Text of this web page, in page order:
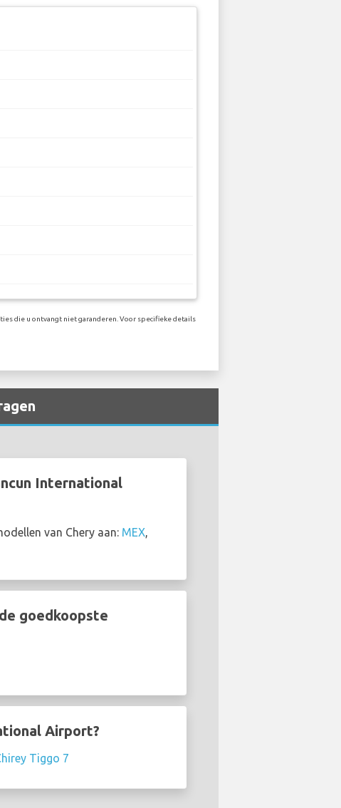
die u ontvangt niet garanderen. Voor specifieke details
International
van Chery aan: MEX,
goedkoopste
Airport?
Tiggo 7